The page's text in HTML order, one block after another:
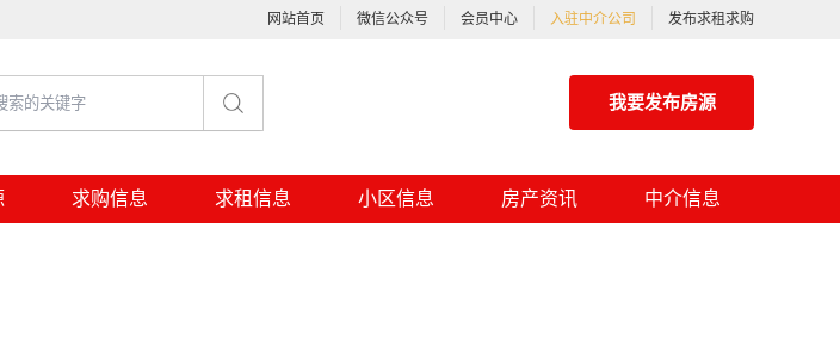
网站首页 微信公众号 会员中心 入驻中介公司 发布求租求购
我要发布房源
求购信息 求租信息 小区信息 房产资讯 中介信息